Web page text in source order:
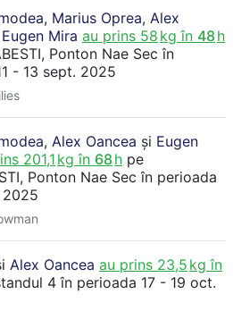
, Marius Oprea, Alex
Eugen Mira au prins 58 kg în 48 h
, Ponton Nae Secîn
- 13 sept. 2025
, Alex Oancea și Eugen
201,1 kg în 68 h pe
, Ponton Nae Secîn perioada
Alex Oancea au prins 23,5 kg în
4în perioada 17 - 19 oct.